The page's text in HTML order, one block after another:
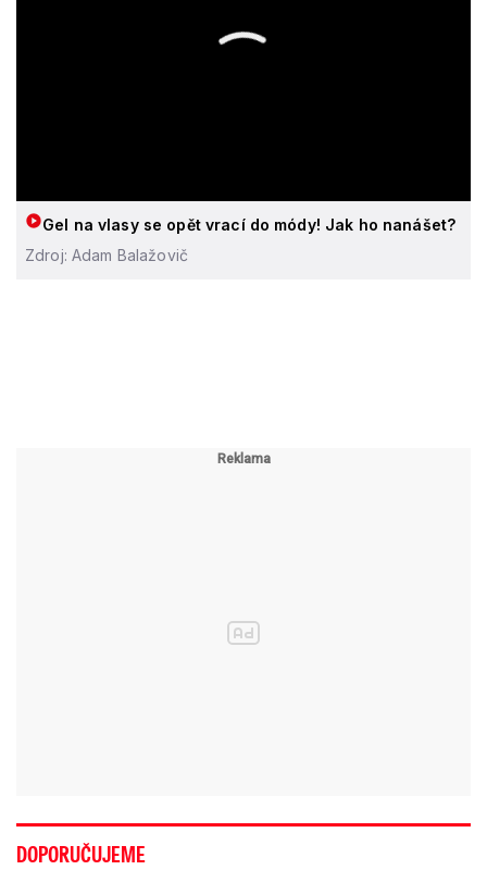
Gel na vlasy se opět vrací do módy! Jak ho nanášet?
Zdroj: Adam Balažovič
DOPORUČUJEME